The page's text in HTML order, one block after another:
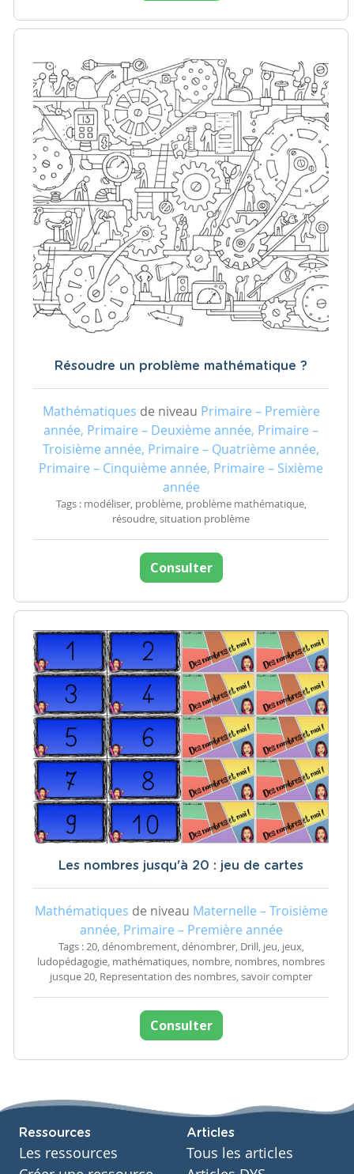
Résoudre un problème mathématique ?
Mathématiques de niveau Primaire – Première
année, Primaire – Deuxième année, Primaire –
Troisième année, Primaire – Quatrième année,
Primaire – Cinquième année, Primaire – Sixième
année
Tags : modéliser, problème, problème mathématique,
résoudre, situation problème
Consulter
Les nombres jusqu'à 20 : jeu de cartes
Mathématiques de niveau Maternelle – Troisième
année, Primaire – Première année
Tags : 20, dénombrement, dénombrer, Drill, jeu, jeux,
ludopédagogie, mathématiques, nombre, nombres, nombres
jusque 20, Representation des nombres, savoir compter
Consulter
Ressources
Les ressources
Articles
Tous les articles